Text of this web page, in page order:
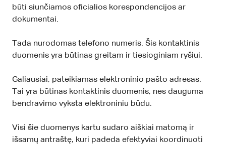
būti siunčiamos oficialios korespondencijos ar
dokumentai.
Tada nurodomas telefono numeris. Šis kontaktinis
duomenis yra būtinas greitam ir tiesioginiam ryšiui.
Galiausiai, pateikiamas elektroninio pašto adresas.
Tai yra būtinas kontaktinis duomenis, nes dauguma
bendravimo vyksta elektroniniu būdu.
Visi šie duomenys kartu sudaro aiškiai matomą ir
išsamų antraštę, kuri padeda efektyviai koordinuoti